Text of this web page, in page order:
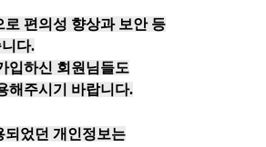
로 편의성 향상과 보안 등
다.
입하신 회원님들도
해주시기 바랍니다.
되었던 개인정보는